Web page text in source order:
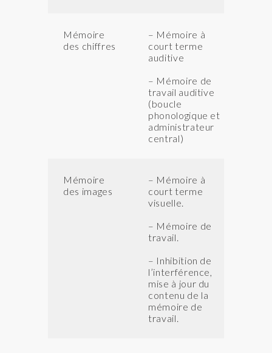
Mémoire
des chiffres
– Mémoire à
court terme
auditive
– Mémoire de
travail auditive
(boucle
phonologique et
administrateur
central)
Mémoire
des images
– Mémoire à
court terme
visuelle.
– Mémoire de
travail.
– Inhibition de
l’interférence,
mise à jour du
contenu de la
mémoire de
travail.